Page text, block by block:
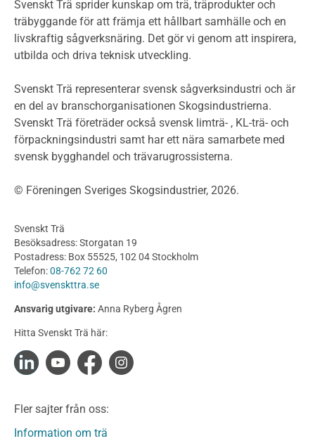
Termer och förkortningar
Planering
Klimatkalkylator hallar
Projektering av trähus - generellt
Byggsystem
Fasadsystem i skivmaterial
Bullerskärmar och andra utomhuskonstruktioner
Byggnation och utförande
Utförande
Produkter
Konstruktionsvirke
Konstruktionsvirke Behandlat
Konstruktionsvirke Fingerskarvat
Konstruktionsvirke Fingerskarvat Obehandlat
Limträ
Fanerträ
Fanerträ Obehandlat
Svenskt Trä sprider kunskap om trä, träprodukter och
träbyggande för att främja ett hållbart samhälle och en
livskraftig sågverksnäring. Det gör vi genom att inspirera,
utbilda och driva teknisk utveckling.
Svenskt Trä representerar svensk sågverksindustri och är
en del av branschorganisationen Skogsindustrierna.
Svenskt Trä företräder också svensk limträ- , KL-trä- och
förpackningsindustri samt har ett nära samarbete med
svensk bygghandel och trävarugrossisterna.
© Föreningen Sveriges Skogsindustrier, 2026.
Svenskt Trä
Besöksadress: Storgatan 19
Postadress: Box 55525, 102 04 Stockholm
Telefon:08-762 72 60
info@svenskttra.se
Ansvarig utgivare: Anna Ryberg Ågren
Hitta Svenskt Trä här:
Fler sajter från oss:
Information om trä